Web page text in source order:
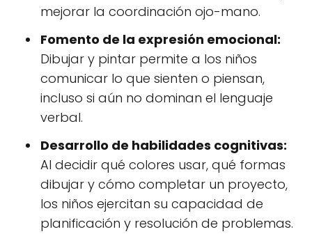
mejorar la coordinación ojo-mano.
Fomento de la expresión emocional:
Dibujar y pintar permite a los niños
comunicar lo que sienten o piensan,
incluso si aún no dominan el lenguaje
verbal.
Desarrollo de habilidades cognitivas:
Al decidir qué colores usar, qué formas
dibujar y cómo completar un proyecto,
los niños ejercitan su capacidad de
planificación y resolución de problemas.